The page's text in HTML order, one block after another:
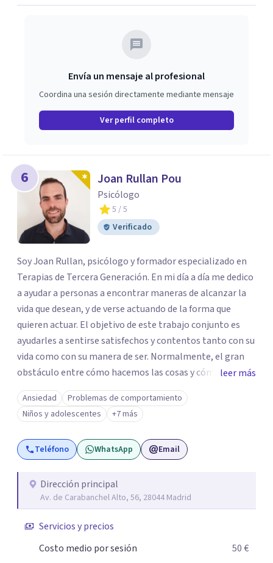
Envía un mensaje al profesional
Coordina una sesión directamente mediante mensaje
Ver perfil completo
6 Joan Rullan Pou
Psicólogo
5 / 5
Verificado
Soy Joan Rullan, psicólogo y formador especializado en
Terapias de Tercera Generación. En mi día a día me dedico
a ayudar a personas a encontrar maneras de alcanzar la
vida que desean, y de verse actuando de la forma que
quieren actuar. El objetivo de este trabajo conjunto es
ayudarles a sentirse satisfechos y contentos tanto con su
vida como con su manera de ser. Normalmente, el gran
obstáculo entre cómo hacemos las cosas y cómo nos
gustarían son pensamientos, emociones, ansiedades y
miedos... Que nos impiden tomar las riendas de nuestras
vidas y disfrutar del momento. Para ello, mi trabajo
consiste en ayudar a las personas a conectar con qué
cosas son importantes para ellas, de qué quieren que
demás... Y al mismo tiempo proporcionarles
herramientas y entrenarles en maneras de superar esas
Que les frenan, para que puedan sentir que mandan ellos
sobre lo que piensan y sienten, y no al revés. En pocas
leer más
Ansiedad
Problemas de comportamiento
Niños y adolescentes
+7 más
Teléfono WhatsApp Email
Dirección principal
Av. de Carabanchel Alto, 56, 28044 Madrid
Servicios y precios
Costo medio por sesión
50 €